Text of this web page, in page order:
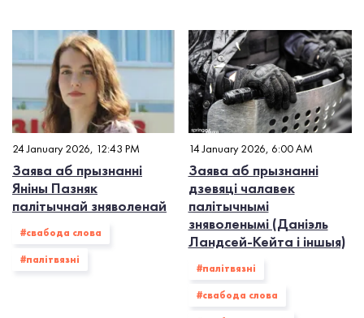
24 January 2026, 12:43 PM
Заява аб прызнанні
Яніны Пазняк
палітычнай зняволенай
#свабода слова
#палiтвязнi
14 January 2026, 6:00 AM
Заява аб прызнанні
дзевяці чалавек
палітычнымі
зняволенымі (Даніэль
Ландсей-Кейта і іншыя)
#палiтвязнi
#свабода слова